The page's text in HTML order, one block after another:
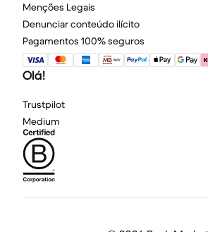
Menções Legais
Denunciar conteúdo ilícito
Pagamentos 100% seguros
Olá!
Trustpilot
Medium